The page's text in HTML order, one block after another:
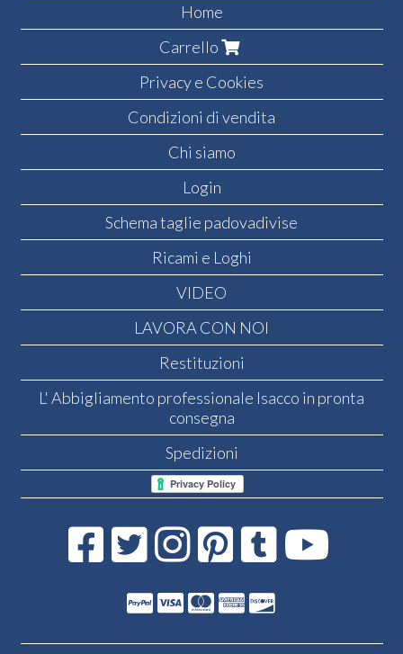
Home
Carrello
Privacy e Cookies
Condizioni di vendita
Chi siamo
Login
Schema taglie padovadivise
Ricami e Loghi
VIDEO
LAVORA CON NOI
Restituzioni
L' Abbigliamento professionale Isacco in pronta
consegna
Spedizioni